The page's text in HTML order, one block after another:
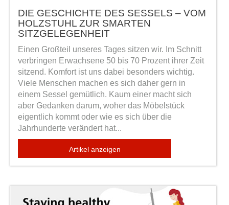
DIE GESCHICHTE DES SESSELS – VOM
HOLZSTUHL ZUR SMARTEN
SITZGELEGENHEIT
Einen Großteil unseres Tages sitzen wir. Im Schnitt
verbringen Erwachsene 50 bis 70 Prozent ihrer Zeit
sitzend. Komfort ist uns dabei besonders wichtig.
Viele Menschen machen es sich daher gern in
einem Sessel gemütlich. Kaum einer macht sich
aber Gedanken darum, woher das Möbelstück
eigentlich kommt oder wie es sich über die
Jahrhunderte verändert hat...
Artikel anzeigen